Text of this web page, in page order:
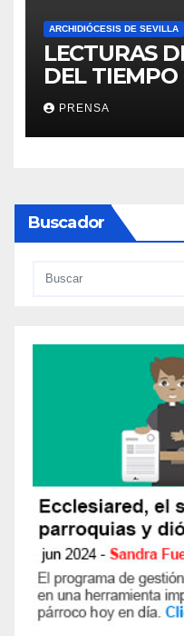
ARCHIDIÓCESIS DE SEVILLA
LECTURAS
DEL
PRENSA
Buscador